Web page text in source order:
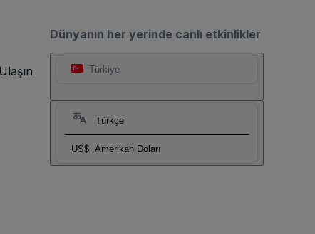
Dünyanın her yerinde canlı etkinlikler
Türkiye
Türkçe
US$ Amerikan Doları